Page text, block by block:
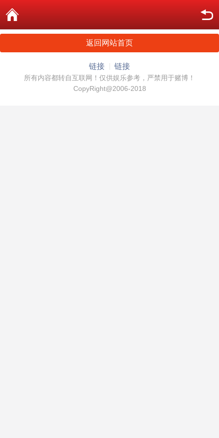
返回网站首页
链接 链接
所有内容都转自互联网！仅供娱乐参考，严禁用于赌博！
CopyRight@2006-2018